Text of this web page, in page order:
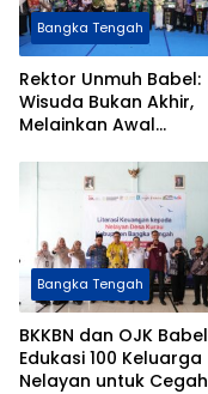
Bangka Tengah
Rektor Unmuh Babel:
Wisuda Bukan Akhir,
Melainkan Awal
Masyarakat
Bangka Tengah
BKKBN dan OJK Babel
Edukasi 100 Keluarga
Nelayan untuk Cegah